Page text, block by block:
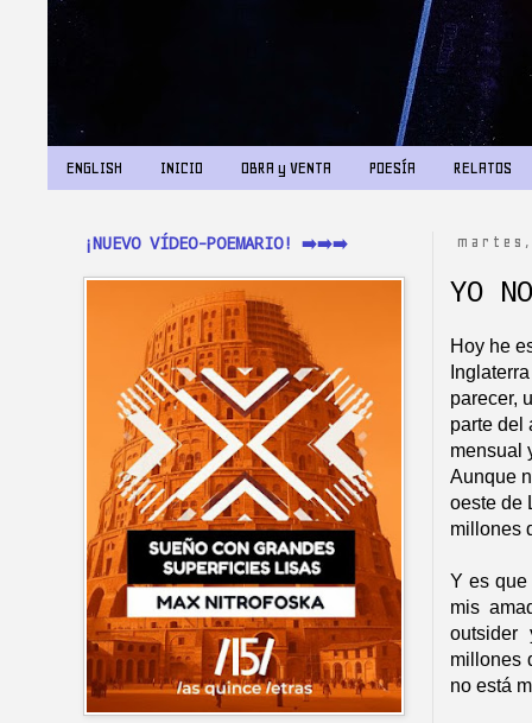
ENGLISH INICIO OBRA y VENTA POESÍA RELATOS
YO
Hoy he
parecer,
parte del
mensual
Aunque
oeste de
millones
Y es que
mis
outsider
millones
no está
¡NUEVO VÍDEO-POEMARIO! ➡️➡️➡️